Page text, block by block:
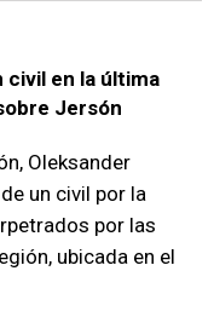
civil en la última
Jersón
Oleksander
un civil por la
por las
ubicada en el